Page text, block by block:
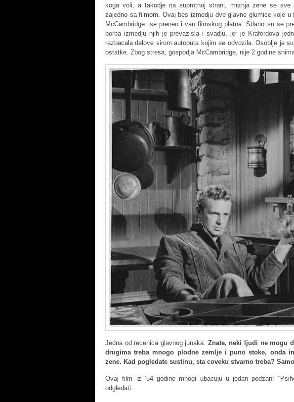
koga voli, a takodje na suprotnoj strani, mrznja zene se sve
zajedno sa filmom. Ovaj bes izmedju dve glavne glumice koje
McCambridge se preneo i van filmskog platna. Stlano su se
borba izmedju njih je prevazisla i svadju, jer je Krafordova
razbacala delove sirom autoputa kojim se odvozila. Osoblje je
ostatke. Zbog stresa, gospodja McCambridge, nije 2 godine
Jedna od recenica glavnog junaka: Znate, neki ljudi ne mogu
drugima treba mnogo plodne zemlje i puno stoke, onda
zene. Kad pogledate sustinu, sta coveku stvarno treba?
Ovaj film iz ’54 godine mnogi ubacuju u jedan podzanr
odgledati.